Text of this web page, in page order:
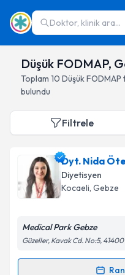
Doktor, klinik ara...
Düşük FODMAP,
Toplam 10 Düşük FODMAP
bulundu
Filtrele
Dyt. Nida
Diyetisyen
Kocaeli, Gebze
Medical Park Gebze
Güzeller, Kavak Cd. No:5, 41400